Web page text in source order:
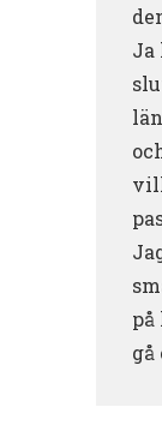
Ja
på
gå